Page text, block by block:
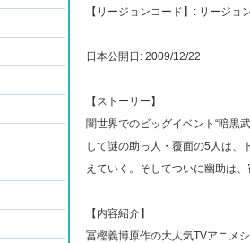
【リージョンコード】: リージョ
日本公開日: 2009/12/22
【ストーリー】
闇世界でのビッグイベント“暗黒
して謎の助っ人・覆面の5人は、
えていく。そしてついに幽助は
【内容紹介】
冨樫義博原作の大人気TVアニメ